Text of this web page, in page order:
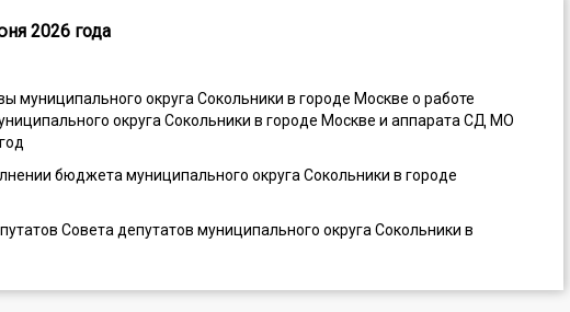
2026 года
муниципального округа Сокольники в городе Москве о работе
округа Сокольники в городе Москве и аппарата СД МО
бюджета муниципального округа Сокольники в городе
Совета депутатов муниципального округа Сокольники в